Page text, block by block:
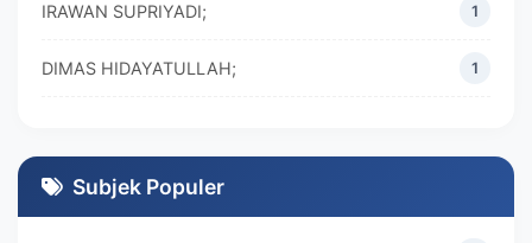
IRAWAN SUPRIYADI; 1
DIMAS HIDAYATULLAH; 1
DIVA MARISKA;
Subjek Populer